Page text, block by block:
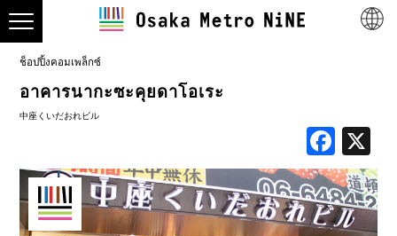
ช็อปปิ้งคอมเพล็กซ์
อาคารนากะซะคุยดาโอเระ
中座くいだおれビル